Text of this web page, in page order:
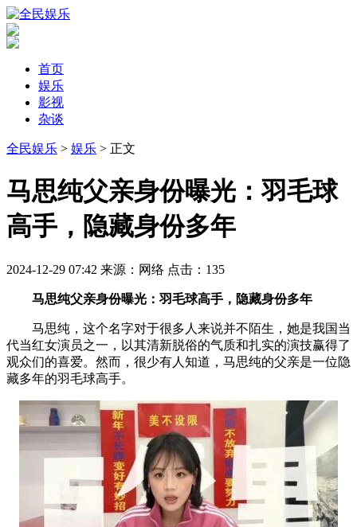
首页
娱乐
影视
杂谈
全民娱乐 > 娱乐 > 正文
​马思纯父亲身份曝光：羽毛球
高手，隐藏身份多年
2024-12-29 07:42 来源：网络 点击： 135
马思纯父亲身份曝光：羽毛球高手，隐藏身份多年
马思纯，这个名字对于很多人来说并不陌生，她是我国当
代当红女演员之一，以其清新脱俗的气质和扎实的演技赢得了
观众们的喜爱。然而，很少有人知道，马思纯的父亲是一位隐
藏多年的羽毛球高手。